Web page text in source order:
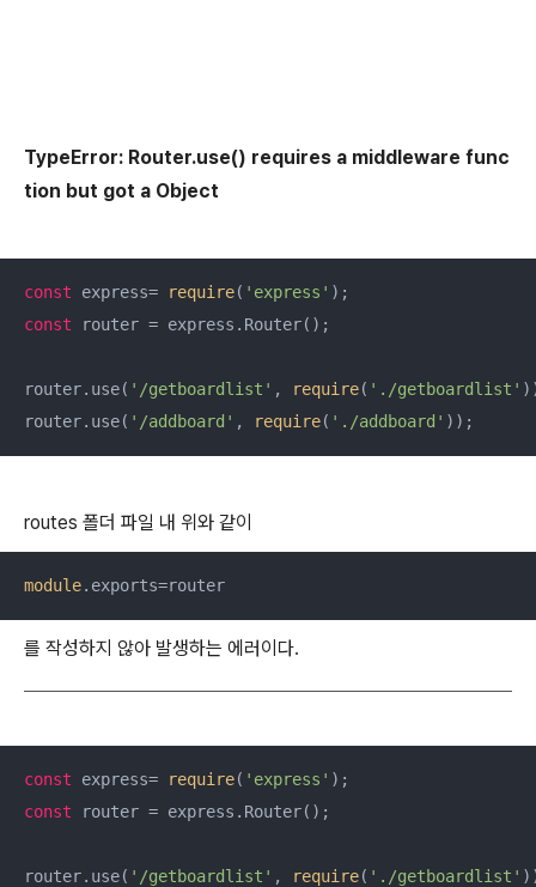
TypeError: Router.use() requires a middleware func
tion but got a Object
const express= require( 'express'
const router = express.Router();
router.use( '/getboardlist' , require( './getboardlist'
router.use( '/addboard' , require( './addboard' ));
routes 폴더 파일 내 위와 같이
module.exports=router
를 작성하지 않아 발생하는 에러이다.
const express= require( 'express'
const router = express.Router();
router.use( '/getboardlist' , require( './getboardlist'